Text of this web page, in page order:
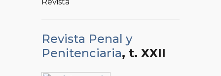
Revista Penal y
Penitenciaria, t. XXII